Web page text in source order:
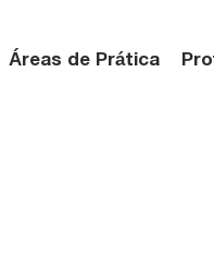
Áreas de Prática